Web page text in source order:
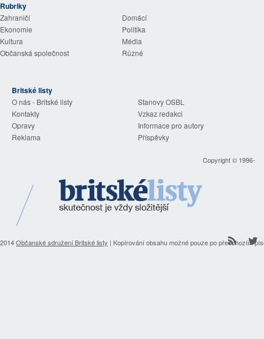
Rubriky
Zahraničí
Domácí
Ekonomie
Politika
Kultura
Média
Občanská společnost
Různé
Britské listy
O nás - Britské listy
Stanovy OSBL
Kontakty
Vzkaz redakci
Opravy
Informace pro autory
Reklama
Příspěvky
Copyright © 1996-
2014Občanské sdružení Britské listy | Kopírování obsahu možné pouze po předchozím